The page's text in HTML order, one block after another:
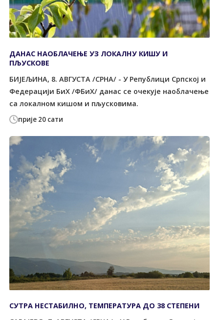
прије 20 сати
ДАНАС НАОБЛАЧЕЊЕ УЗ ЛОКАЛНУ КИШУ И
ПЉУСКОВЕ
БИЈЕЉИНА, 8. АВГУСТА /СРНА/ - У Републици Српској и
Федерацији БиХ /ФБиХ/ данас се очекује наоблачење
са локалном кишом и пљусковима.
СУТРА НЕСТАБИЛНО, ТЕМПЕРАТУРА ДО 38 СТЕПЕНИ